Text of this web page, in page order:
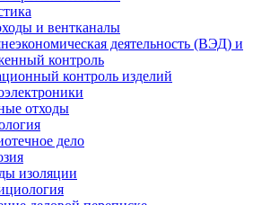
и вентканалы
деятельность (ВЭД) и
контроль
контроль изделий
отходы
дело
изоляции